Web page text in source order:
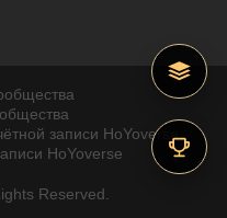
записи HoYoverse
HoYoverse
Reserved.